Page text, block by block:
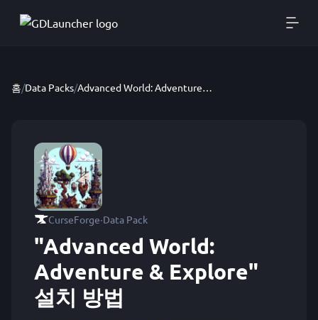
홈/Data Packs/ Advanced World: Adventure & Explore
CurseForge·Data Pack
"Advanced World:
Adventure & Explore"
설치 방법